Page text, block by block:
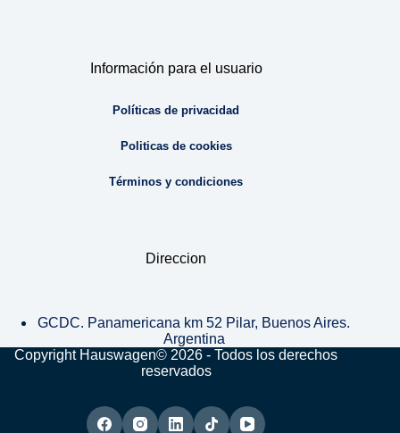
Información para el usuario
Políticas de privacidad
Politicas de cookies
Términos y condiciones
Direccion
GCDC. Panamericana km 52 Pilar, Buenos Aires.
Argentina
Copyright Hauswagen© 2026 - Todos los derechos
reservados